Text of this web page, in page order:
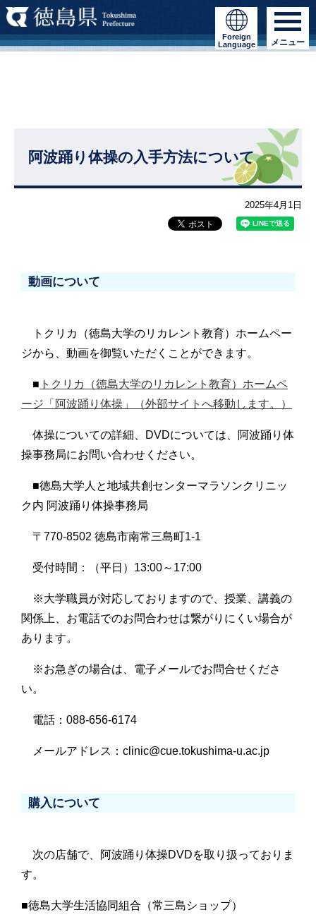
Foreign
Language
メニュー
阿波踊り体操の入手方法について
2025年4月1日
動画について
トクリカ（徳島大学のリカレント教育）ホームペー
ジから、動画を御覧いただくことができます。
■ トクリカ（徳島大学のリカレント教育）ホームペ
ージ「阿波踊り体操」（外部サイトへ移動します。）
体操についての詳細、DVDについては、阿波踊り体
操事務局にお問い合わせください。
■徳島大学人と地域共創センターマラソンクリニッ
ク内 阿波踊り体操事務局
〒770-8502 徳島市南常三島町1-1
受付時間：（平日）13:00～17:00
※大学職員が対応しておりますので、授業、講義の
関係上、お電話でのお問合わせは繋がりにくい場合が
あります。
※お急ぎの場合は、電子メールでお問合せくださ
い。
電話：088-656-6174
メールアドレス：clinic@cue.tokushima-u.ac.jp
購入について
次の店舗で、阿波踊り体操DVDを取り扱っておりま
す。
■徳島大学生活協同組合（常三島ショップ）